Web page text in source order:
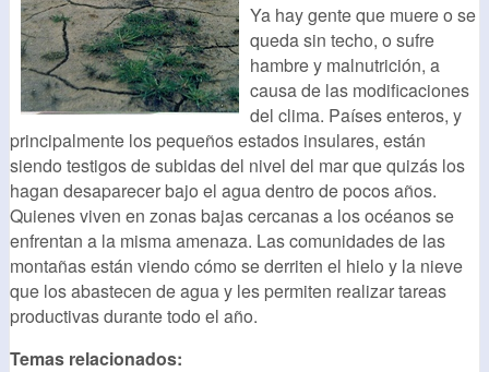
Ya hay gente que muere o se
queda sin techo, o sufre
hambre y malnutrición, a
causa de las modificaciones
del clima. Países enteros, y
principalmente los pequeños estados insulares, están
siendo testigos de subidas del nivel del mar que quizás los
hagan desaparecer bajo el agua dentro de pocos años.
Quienes viven en zonas bajas cercanas a los océanos se
enfrentan a la misma amenaza. Las comunidades de las
montañas están viendo cómo se derriten el hielo y la nieve
que los abastecen de agua y les permiten realizar tareas
productivas durante todo el año.
Temas relacionados: